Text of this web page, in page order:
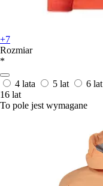
+7
Rozmiar
*
4 lata 5 lat 6 lat
16 lat
To pole jest wymagane